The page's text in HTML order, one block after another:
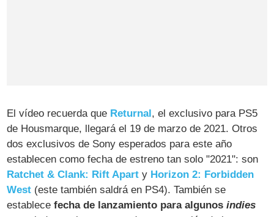
El vídeo recuerda que Returnal , el exclusivo para PS5
de Housmarque, llegará el 19 de marzo de 2021. Otros
dos exclusivos de Sony esperados para este año
establecen como fecha de estreno tan solo "2021": son
Ratchet & Clank: Rift Apart y Horizon 2: Forbidden
West (este también saldrá en PS4). También se
establecefecha de lanzamiento para algunosindies